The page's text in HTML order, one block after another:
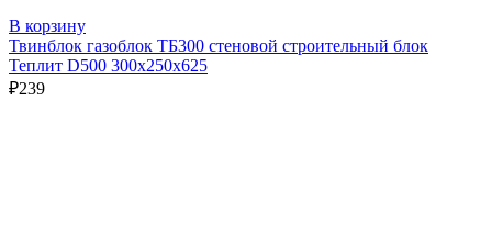
В корзину
Твинблок газоблок ТБ300 стеновой строительный блок
Теплит D500 300х250х625
₽239